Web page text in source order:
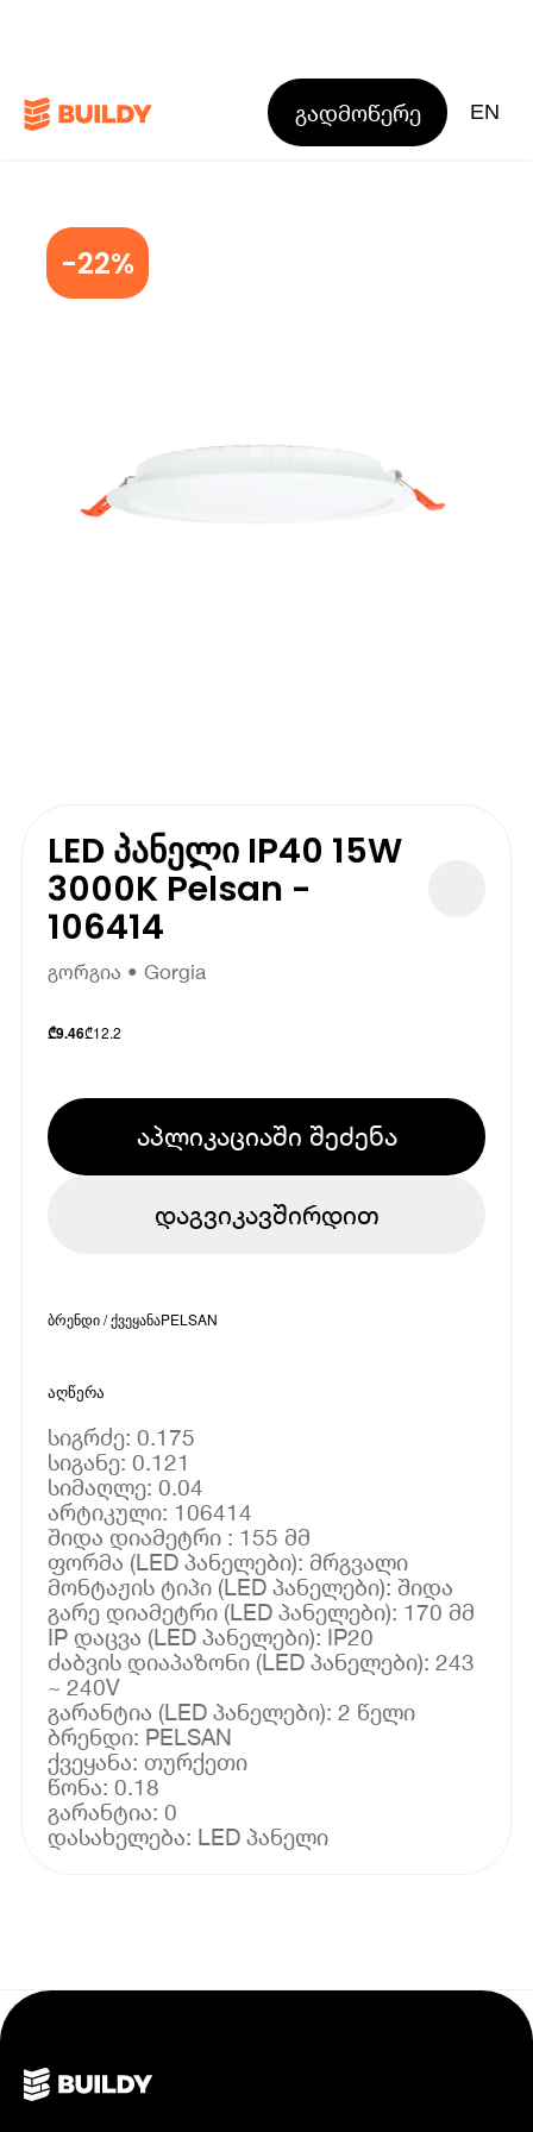
გადმოწერე EN
-22%
LED პანელი IP40 15W
3000K Pelsan -
106414
გორგია • Gorgia
₾9.46₾12.2
აპლიკაციაში შეძენა
დაგვიკავშირდით
ბრენდი / ქვეყანაPELSAN
აღწერა
სიგრძე: 0.175
სიგანე: 0.121
სიმაღლე: 0.04
არტიკული: 106414
შიდა დიამეტრი : 155 მმ
ფორმა (LED პანელები): მრგვალი
მონტაჟის ტიპი (LED პანელები): შიდა
გარე დიამეტრი (LED პანელები): 170 მმ
IP დაცვა (LED პანელები): IP20
ძაბვის დიაპაზონი (LED პანელები): 243
~ 240V
გარანტია (LED პანელები): 2 წელი
ბრენდი: PELSAN
ქვეყანა: თურქეთი
წონა: 0.18
გარანტია: 0